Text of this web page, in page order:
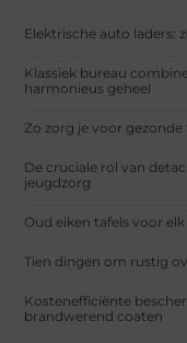
Elektrische auto laders:
Klassiek bureau
harmonieus geheel
Zo zorg je voor
De cruciale rol van
jeugdzorg
Oud eiken tafels voor
Tien dingen om rustig
Kostenefficiënte
brandwerend coaten